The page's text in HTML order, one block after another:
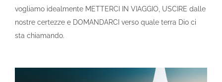
vogliamo idealmente METTERCI IN VIAGGIO, USCIRE dalle
nostre certezze e DOMANDARCI verso quale terra Dio ci
sta chiamando.